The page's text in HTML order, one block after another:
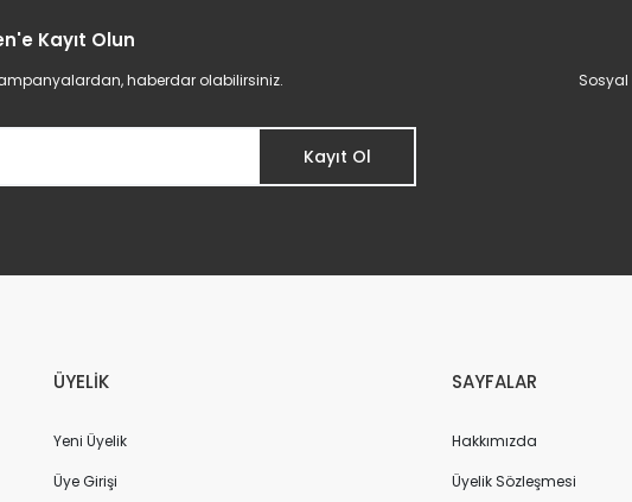
Kayıt Olun
haberdar olabilirsiniz.
Kayıt Ol
ÜYELİK
Yeni Üyelik
Üye Girişi
SAYFALAR
Hakkımızda
Üyelik Sözleşmesi